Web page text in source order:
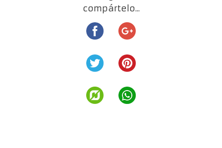
compártelo...